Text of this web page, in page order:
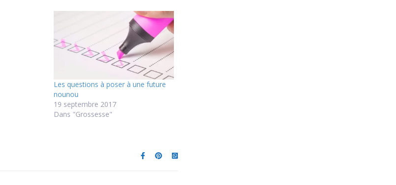
Les questions à poser à une future
nounou
19 septembre 2017
Dans "Grossesse"